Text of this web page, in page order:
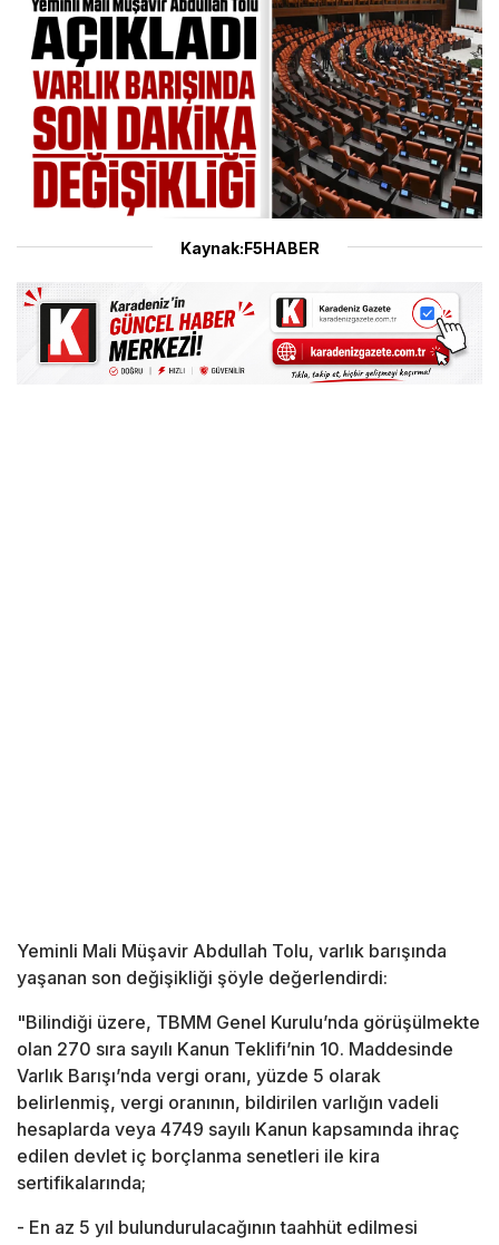
Kaynak:F5HABER
Yeminli Mali Müşavir Abdullah Tolu, varlık barışında
yaşanan son değişikliği şöyle değerlendirdi:
"Bilindiği üzere, TBMM Genel Kurulu’nda görüşülmekte
olan 270 sıra sayılı Kanun Teklifi’nin 10. Maddesinde
Varlık Barışı’nda vergi oranı, yüzde 5 olarak
belirlenmiş, vergi oranının, bildirilen varlığın vadeli
hesaplarda veya 4749 sayılı Kanun kapsamında ihraç
edilen devlet iç borçlanma senetleri ile kira
sertifikalarında;
- En az 5 yıl bulundurulacağının taahhüt edilmesi